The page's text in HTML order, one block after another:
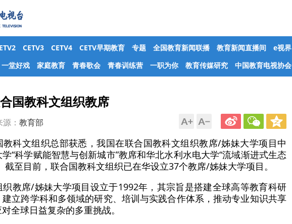
CETV3 CETV4 CETV早期教育 专题 全国教育新闻联播 教育新闻直播间 e视界
一堂好戏 家庭教育 青春歌会 青春训练营 一职为你 教育传媒研究 中国教育电视协会
国教科文组织教席
： 教育部
科文组织总部获悉，我国在联合国教科文组织教席/姊妹大学项目中
“科学赋能智慧与创新城市”教席和华北水利水电大学“流域渐进式生态
截至目前，联合国教科文组织已在华设立37个教席/姊妹大学项目。
教席/姊妹大学项目设立于1992年，其宗旨是搭建全球高等教育科研
立跨学科和多领域的研究、培训与实践合作体系，推动专业知识共享
全球日益复杂的多重挑战。